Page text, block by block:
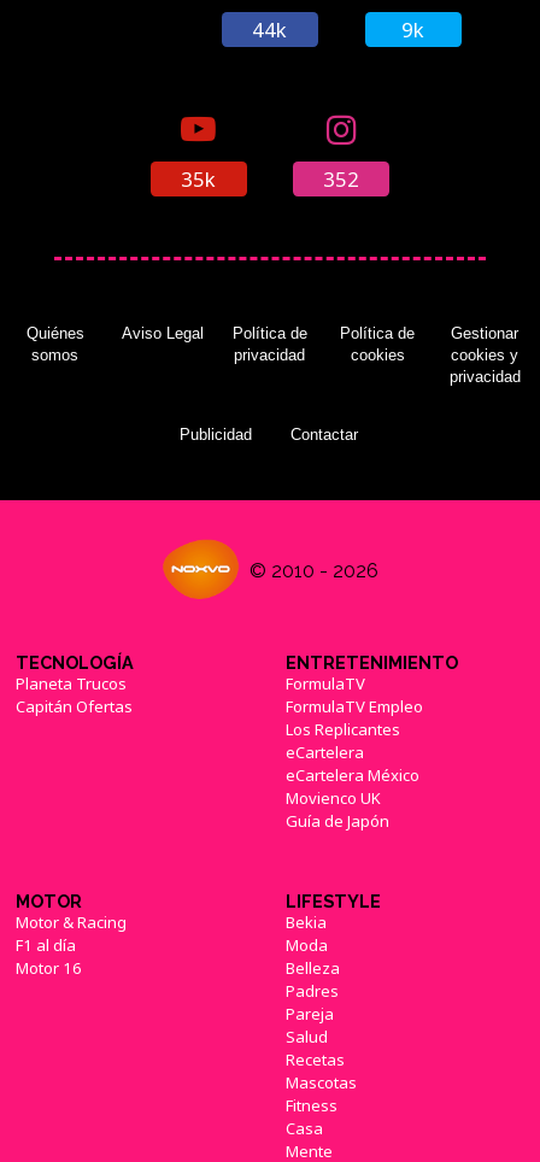
44k 9k
35k 352
Quiénes
somos
Aviso Legal
Política de
privacidad
Política de
cookies
Gestionar
cookies y
privacidad
Publicidad Contactar
© 2010 - 2026
TECNOLOGÍA
Planeta Trucos
Capitán Ofertas
ENTRETENIMIENTO
FormulaTV
FormulaTV Empleo
Los Replicantes
eCartelera
eCartelera México
Movienco UK
Guía de Japón
MOTOR
Motor & Racing
F1 al día
Motor 16
LIFESTYLE
Bekia
Moda
Belleza
Padres
Pareja
Salud
Recetas
Mascotas
Fitness
Casa
Mente